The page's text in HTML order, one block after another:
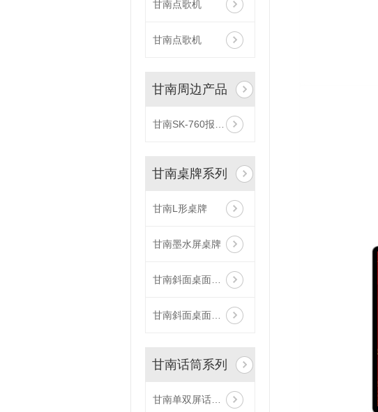
甘南点歌机
甘南点歌机
甘南周边产品
甘南SK-760报警发生器黑色
甘南桌牌系列
甘南L形桌牌
甘南墨水屏桌牌
甘南斜面桌面式桌牌厂家
甘南斜面桌面式桌牌
甘南话筒系列
甘南单双屏话筒升降